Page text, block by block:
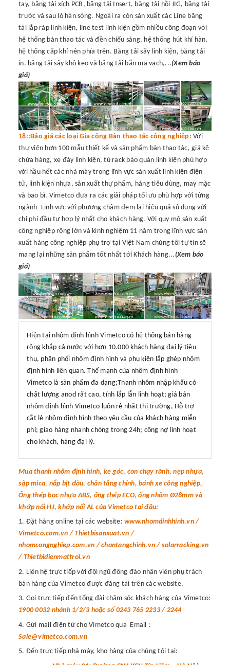
tay, băng tải xích PCB, băng tải Insert, băng tải hồi JIG, băng tải
trước và sau lò hàn sóng. Ngoài ra còn sản xuất các Line băng
tải lắp ráp linh kiện, line test linh kiện gồm nhiều công đoạn với
hệ thống bàn thao tác và đền chiếu sáng, hệ thống hút khí hàn,
hệ thống cấp khí nén phía trên. Băng tải sấy linh kiện, băng tải
in. băng tải sấy khô keo và băng tải bắn mã vạch,...(Xem báo
giá)
18::Báo giá các loại Gia công Bàn thao tác công nghiệp: Với
thư viện hơn 100 mẫu thiết kế và sản phẩm bàn thao tác, giá kệ
chứa hàng, xe đảy linh kiện, tủ rack bảo quản linh kiện phù hợp
với hầu hết các nhà máy trong lĩnh vực sản xuất linh kiện điện
tử, linh kiện nhựa, sản xuất thự phẩm, hàng tiêu dùng, may mặc
và bao bì. Vimetco đưa ra các giải pháp tối ưu phù hợp với từng
ngành- Lĩnh vực với phương châm đem lại hiệu quả sủ dụng với
chi phí đầu tư hợp lý nhất cho khách hàng. Với quy mô sản xuất
công nghiệp rộng lớn và kinh nghiệm 11 năm trong lĩnh vực sản
xuất hàng công nghiệp phụ trợ tại Việt Nam chúng tôi tự tin sẽ
mang lại những sản phẩm tốt nhất tới Khách hàng... (Xem báo
giá)
Hiện tại nhôm định hình Vimetco có hệ thống bán hàng
rộng khắp cả nước với hơn 10.000 khách hàng đại lý tiêu
thụ, phân phối nhôm định hình và phụ kiện lắp ghép nhôm
định hình liên quan. Thế mạnh của nhôm định hình
Vimetco là sản phẩm đa dạng;Thanh nhôm nhập khẩu có
chất lượng anod rất cao, tính lắp lẫn linh hoạt; giá bán
nhôm định hình Vimetco luôn rẻ nhất thị trường, Hỗ trợ
cắt lẻ nhôm định hình theo yêu cầu của khách hàng miễn
phí; giao hàng nhanh chóng trong 24h; công nợ linh hoạt
cho khách, hàng đại lý.
Mua thanh nhôm định hình, ke góc, con chạy rãnh, nẹp nhựa,
sập mica, nắp bịt đàu, chân tăng chỉnh, bánh xe công nghiệp,
Ống thép bọc nhựa ABS, ống thép ECO, ống nhôm Ø28mm và
khớp nối HJ, khớp nối AL của Vimetco tại đâu:
Đặt hàng online tại các website: www.nhomdinhhinh.vn /
Vimetco.com.vn / Thietbisanxuat.vn /
nhomcongnghiep.com.vn / chantangchinh.vn / solarracking.vn
/ Thietbidienmattroi.vn
Liên hệ trực tiếp với đội ngũ đông đảo nhân viên phụ trách
bán hàng của Vimetco được đăng tải trên các website.
Gọi trực tiếp đến tổng đài chăm sóc khách hàng của Vimetco:
1900 0032 nhánh 1/2/3 hoặc số 0243 765 2233 / 2244
Gửi mail điện tử cho Vimetco qua Email :
Sale@vimetco.com.vn
Đến trực tiếp nhà máy, kho hàng của chúng tôi tại: